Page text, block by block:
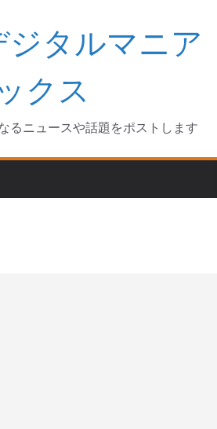
ジタルマニア
クス
るニュースや話題をポストします